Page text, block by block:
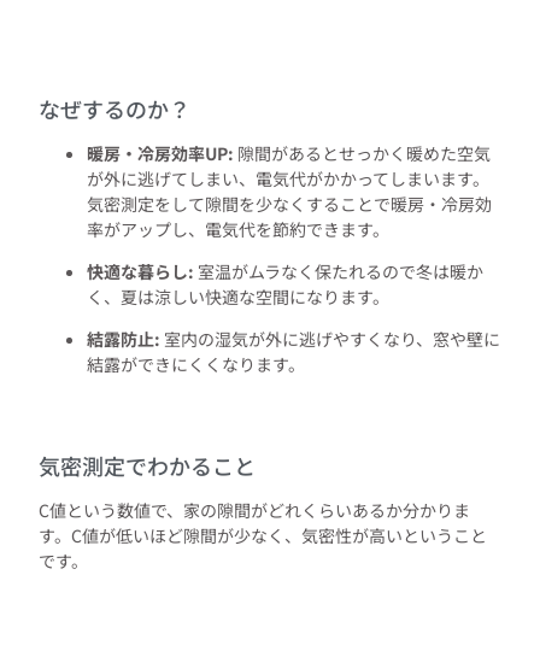
なぜするのか？
暖房・冷房効率UP: 隙間があるとせっかく暖めた空気
が外に逃げてしまい、電気代がかかってしまいます。
気密測定をして隙間を少なくすることで暖房・冷房効
率がアップし、電気代を節約できます。
快適な暮らし: 室温がムラなく保たれるので冬は暖か
く、夏は涼しい快適な空間になります。
結露防止: 室内の湿気が外に逃げやすくなり、窓や壁に
結露ができにくくなります。
気密測定でわかること
C値という数値で、家の隙間がどれくらいあるか分かりま
す。C値が低いほど隙間が少なく、気密性が高いということ
です。